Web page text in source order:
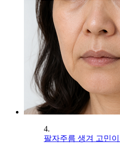
4.
팔자주름 생겨 고민